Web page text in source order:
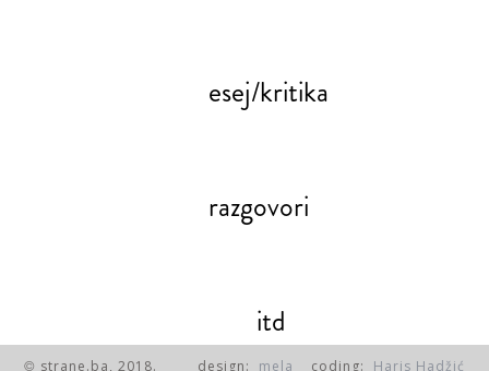
esej/kritika
razgovori
itd
© strane.ba, 2018. design: mela coding: Haris Hadžić